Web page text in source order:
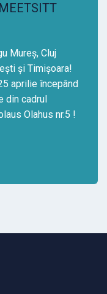
Mureș, Cluj
și Timișoara!
aprilie începând
din cadrul
Olahus nr.5 !